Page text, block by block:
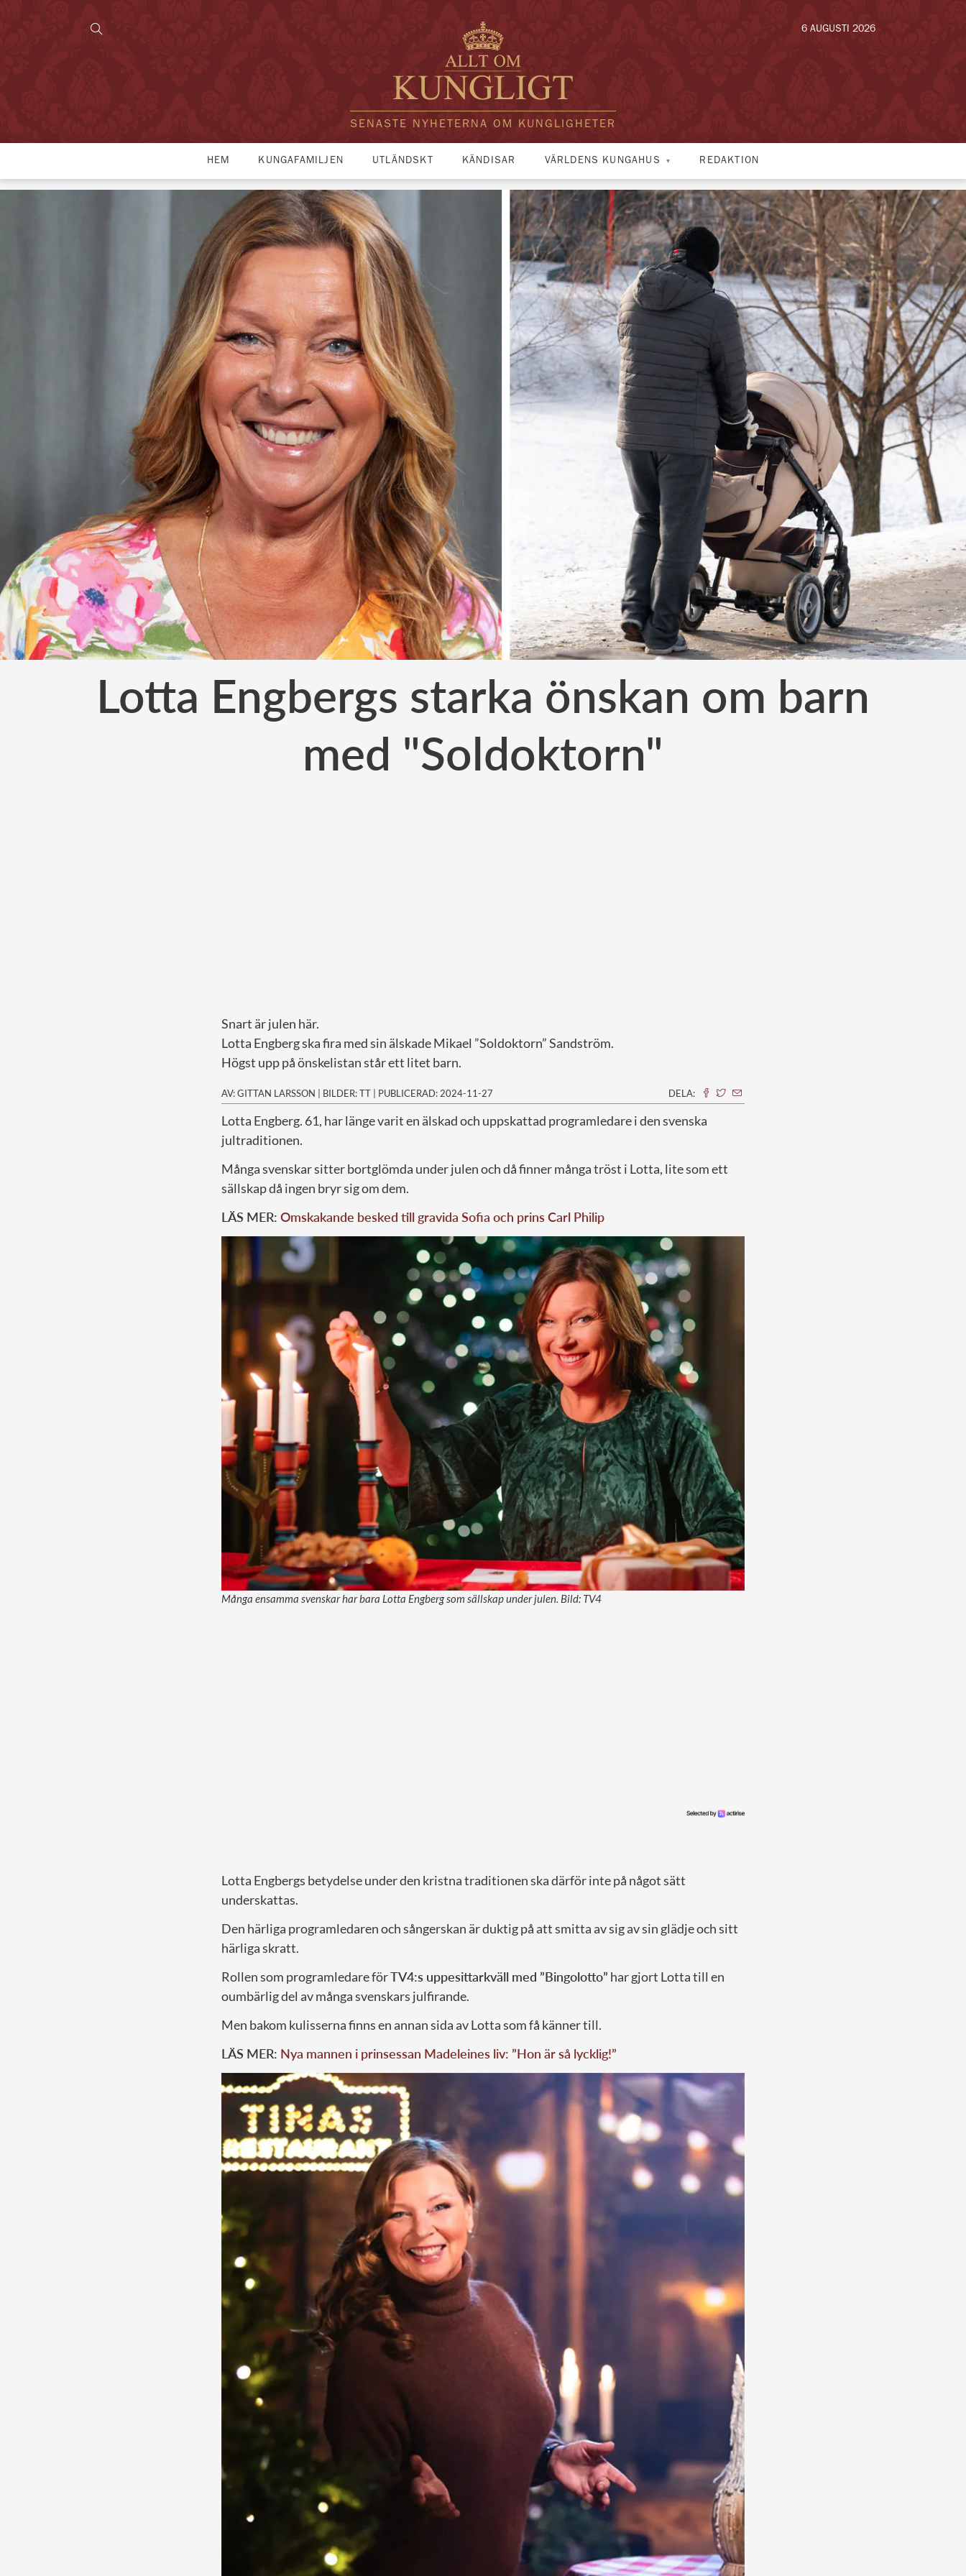
SENASTE NYHETERNA OM KUNGLIGHETER
6 AUGUSTI 2026
HEM KUNGAFAMILJEN UTLÄNDSKT KÄNDISAR VÄRLDENS KUNGAHUS REDAKTION
Lotta Engbergs starka önskan om barn
med "Soldoktorn"
Snart är julen här.
Lotta Engberg ska fira med sin älskade Mikael ”Soldoktorn” Sandström.
Högst upp på önskelistan står ett litet barn.
AV: GITTAN LARSSON | BILDER: TT | PUBLICERAD: 2024-11-27 DELA:
Lotta Engberg. 61, har länge varit en älskad och uppskattad programledare i den svenska
jultraditionen.
Många svenskar sitter bortglömda under julen och då finner många tröst i Lotta, lite som ett
sällskap då ingen bryr sig om dem.
LÄS MER: Omskakande besked till gravida Sofia och prins Carl Philip
Många ensamma svenskar har bara Lotta Engberg som sällskap under julen. Bild: TV4
Lotta Engbergs betydelse under den kristna traditionen ska därför inte på något sätt
underskattas.
Den härliga programledaren och sångerskan är duktig på att smitta av sig av sin glädje och sitt
härliga skratt.
Rollen som programledare förTV4:s uppesittarkväll med ”Bingolotto” har gjort Lotta till en
oumbärlig del av många svenskars julfirande.
Men bakom kulisserna finns en annan sida av Lotta som få känner till.
LÄS MER: Nya mannen i prinsessan Madeleines liv: ”Hon är så lycklig!”